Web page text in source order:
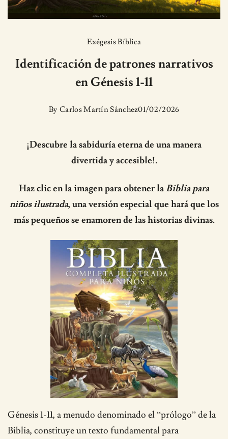
Exégesis Bíblica
Identificación de patrones narrativos
en Génesis 1-11
By Carlos Martín Sánchez01/02/2026
¡Descubre la sabiduría eterna de una manera
divertida y accesible!.
Haz clic en la imagen para obtener laBiblia para
niños ilustrada, una versión especial que hará que los
más pequeños se enamoren de las historias divinas.
Génesis 1-11, a menudo denominado el “prólogo” de la
Biblia, constituye un texto fundamental para